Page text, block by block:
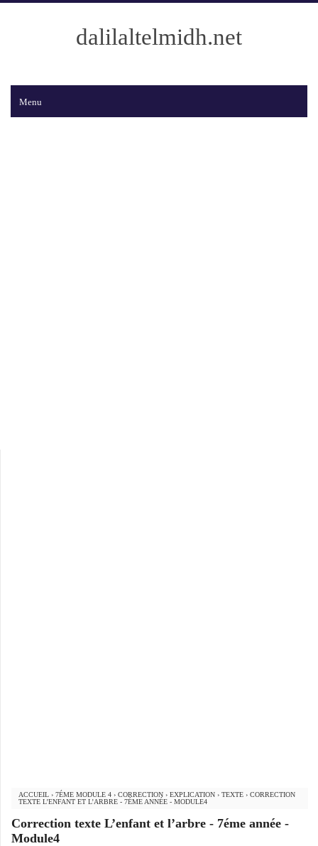
dalilaltelmidh.net
Menu
ACCUEIL › 7ÉME MODULE 4 › CORRECTION › EXPLICATION › TEXTE › CORRECTION
TEXTE L’ENFANT ET L’ARBRE - 7ÉME ANNÉE - MODULE4
Correction texte L’enfant et l’arbre - 7éme année -
Module4